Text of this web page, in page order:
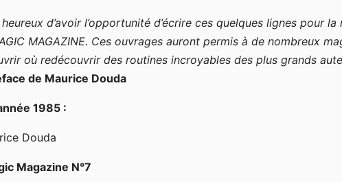
d’avoir l’opportunité d’écrire ces quelques lignes pour
MAGAZINE. Ces ouvrages auront permis à de nombreux
où redécouvrir des routines incroyables des plus grands
de Maurice Douda
1985 :
Douda
Magazine N°7